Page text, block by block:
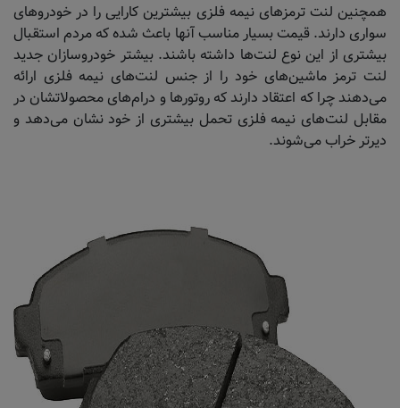
همچنین لنت ترمزهای نیمه فلزی بیشترین کارایی را در خودروهای
سواری دارند. قیمت بسیار مناسب آنها باعث شده که مردم استقبال
بیشتری از این نوع لنت‌ها داشته باشند. بیشتر خودروسازان جدید
لنت ترمز ماشین‌های خود را از جنس لنت‌های نیمه فلزی ارائه
می‌دهند چرا که اعتقاد دارند که روتورها و درام‌های محصولاتشان در
مقابل لنت‌های نیمه فلزی تحمل بیشتری از خود نشان می‌دهد و
دیرتر خراب می‌شوند.